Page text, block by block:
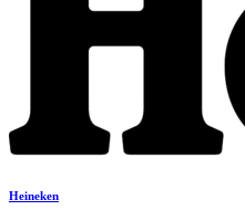
Heineken